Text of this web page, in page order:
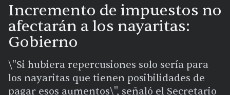
Incremento de impuestos no
afectarán a los nayaritas:
Gobierno
\"Si hubiera repercusiones solo sería para
los nayaritas que tienen posibilidades de
pagar esos aumentos\", señaló el Secretario